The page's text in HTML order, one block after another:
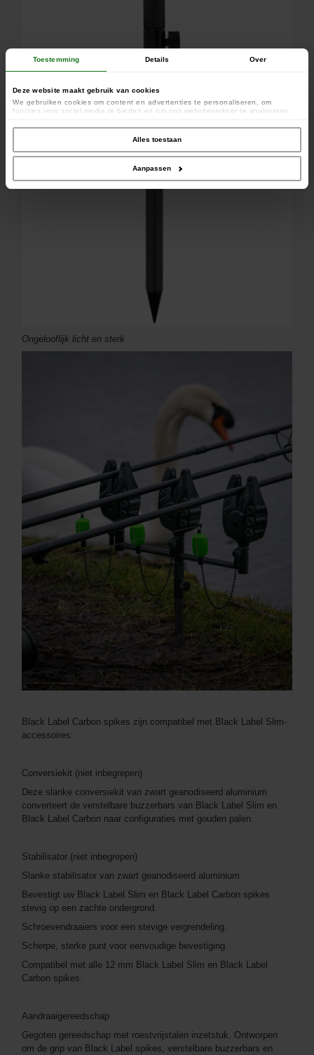
Toestemming Details Over
Deze website maakt gebruik van cookies
We gebruiken cookies om content en advertenties te personaliseren, om
functies voor social media te bieden en om ons websiteverkeer te analyseren.
social media, adverteren en analyse. Deze partners kunnen deze gegevens
combineren met andere informatie die u aan ze heeft verstrekt of die ze hebben
verzameld op basis van uw gebruik van hun services.
Alles toestaan
Aanpassen
Ongelooflijk licht en sterk
Black Label Carbon spikes zijn compatibel met Black Label Slim-
accessoires:
Conversiekit (niet inbegrepen)
Deze slanke conversiekit van zwart geanodiseerd aluminium
converteert de verstelbare buzzerbars van Black Label Slim en
Black Label Carbon naar configuraties met gouden palen.
Stabilisator (niet inbegrepen)
Slanke stabilisator van zwart geanodiseerd aluminium
Bevestigt uw Black Label Slim en Black Label Carbon spikes
stevig op een zachte ondergrond.
Schroevendraaiers voor een stevige vergrendeling.
Scherpe, sterke punt voor eenvoudige bevestiging.
Compatibel met alle 12 mm Black Label Slim en Black Label
Carbon spikes.
Aandraaigereedschap
Gegoten gereedschap met roestvrijstalen inzetstuk. Ontworpen
om de grip van Black Label spikes, verstelbare buzzerbars en